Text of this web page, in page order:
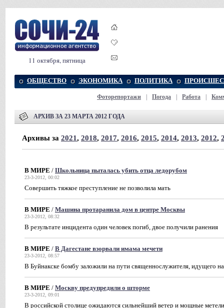
11 октября, пятница
ОБЩЕСТВО ЭКОНОМИКА ПОЛИТИКА
Фоторепортажи Погода Работа
АРХИВ ЗА 23 МАРТА 2012 ГОДА
Архивы за 2021, 2018, 2017, 2016, 2015, 2014, 2013, 2012,
В МИРЕ / Школьница пыталась убить отца ледорубом
23-3-2012, 00:02
Совершить тяжкое преступление не позволила мать
В МИРЕ / Машина протаранила дом в центре Москвы
23-3-2012, 08:32
В результате инцидента один человек погиб, двое получили ранения
В МИРЕ / В Дагестане взорвали имама мечети
23-3-2012, 08:57
В Буйнакске бомбу заложили на пути священнослужителя, идущего
В МИРЕ / Москву предупредили о шторме
23-3-2012, 09:01
В российской столице ожидаются сильнейший ветер и мощные метели